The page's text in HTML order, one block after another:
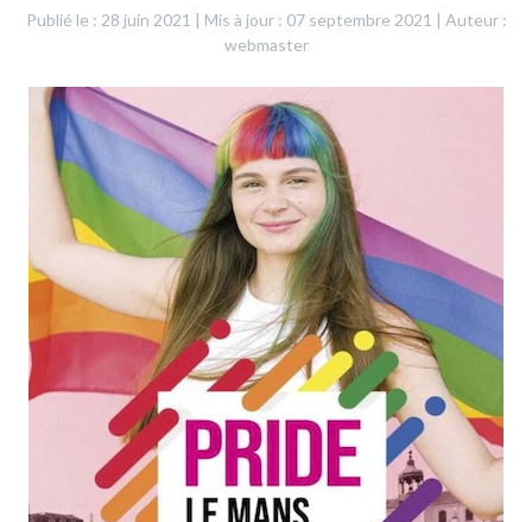
Publié le : 28 juin 2021 | Mis à jour : 07 septembre 2021 | Auteur :
webmaster